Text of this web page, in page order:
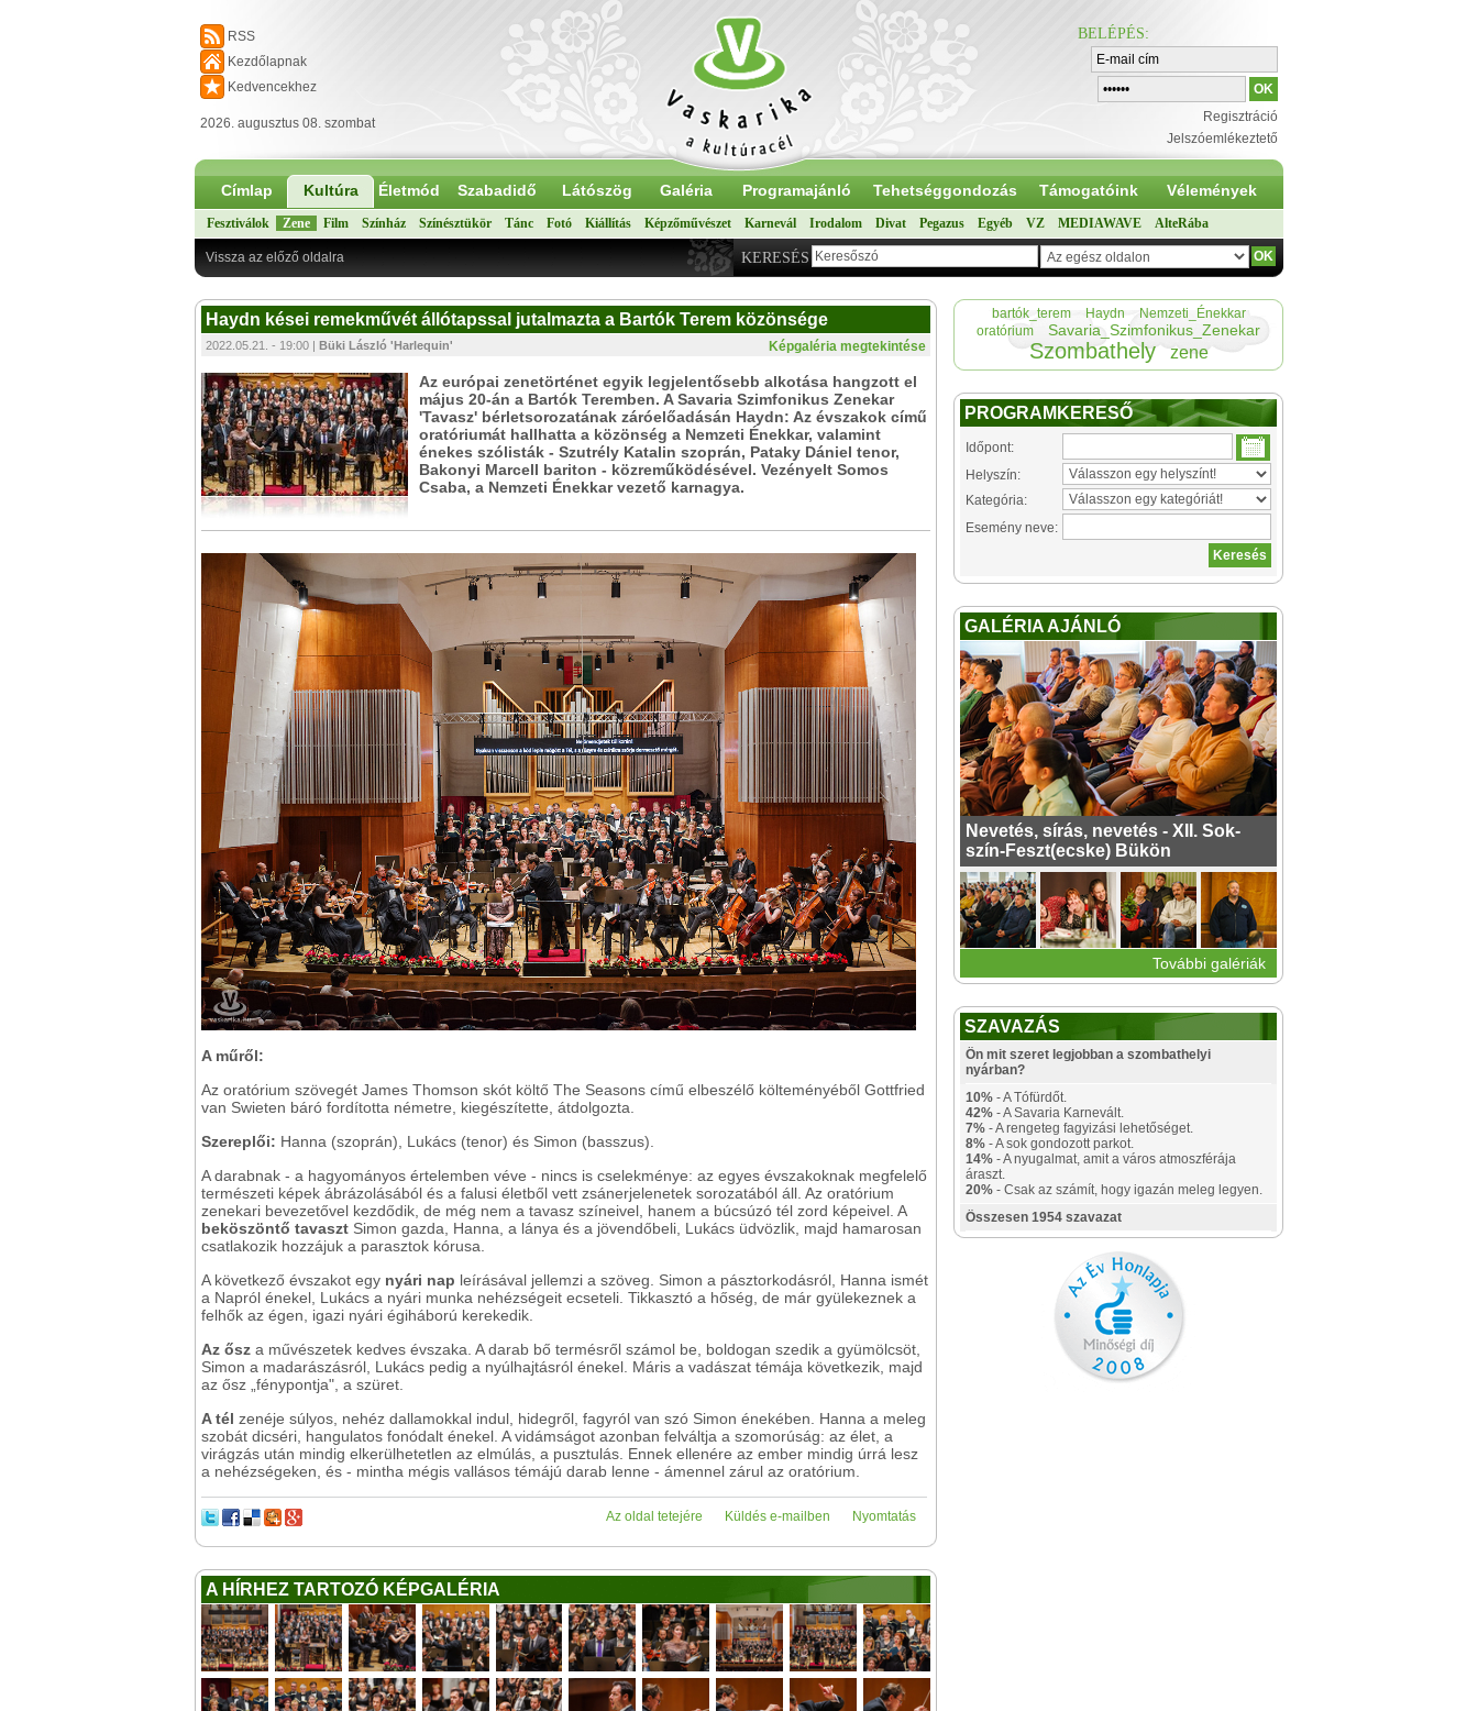
RSS
Kezdőlapnak
Kedvencekhez
2026. augusztus 08. szombat
BELÉPÉS:
Regisztráció
Jelszóemlékeztető
Címlap Kultúra Életmód Szabadidő Látószög Galéria Programajánló Tehetséggondozás Támogatóink Vélemények
Fesztiválok Zene Film Színház Színésztükör Tánc Fotó Kiállítás Képzőművészet Karnevál Irodalom Divat Pegazus Egyéb VZ MEDIAWAVE AlteRába
KERESÉS
Vissza az előző oldalra
Haydn kései remekművét állótapssal jutalmazta a Bartók Terem közönsége
Képgaléria megtekintése
2022.05.21. - 19:00 | Büki László 'Harlequin'
Az európai zenetörténet egyik legjelentősebb alkotása hangzott el
május 20-án a Bartók Teremben. A Savaria Szimfonikus Zenekar
'Tavasz' bérletsorozatának záróelőadásán Haydn: Az évszakok című
oratóriumát hallhatta a közönség a Nemzeti Énekkar, valamint
énekes szólisták - Szutrély Katalin szoprán, Pataky Dániel tenor,
Bakonyi Marcell bariton - közreműködésével. Vezényelt Somos
Csaba, a Nemzeti Énekkar vezető karnagya.
A műről:
Az oratórium szövegét James Thomson skót költő The Seasons című elbeszélő költeményéből Gottfried
van Swieten báró fordította németre, kiegészítette, átdolgozta.
Szereplői: Hanna (szoprán), Lukács (tenor) és Simon (basszus).
A darabnak - a hagyományos értelemben véve - nincs is cselekménye: az egyes évszakoknak megfelelő
természeti képek ábrázolásából és a falusi életből vett zsánerjelenetek sorozatából áll. Az oratórium
zenekari bevezetővel kezdődik, de még nem a tavasz színeivel, hanem a búcsúzó tél zord képeivel. A
beköszöntő tavaszt Simon gazda, Hanna, a lánya és a jövendőbeli, Lukács üdvözlik, majd hamarosan
csatlakozik hozzájuk a parasztok kórusa.
A következő évszakot egy nyári nap leírásával jellemzi a szöveg. Simon a pásztorkodásról, Hanna ismét
a Napról énekel, Lukács a nyári munka nehézségeit ecseteli. Tikkasztó a hőség, de már gyülekeznek a
felhők az égen, igazi nyári égiháború kerekedik.
Az ősz a művészetek kedves évszaka. A darab bő termésről számol be, boldogan szedik a gyümölcsöt,
Simon a madarászásról, Lukács pedig a nyúlhajtásról énekel. Máris a vadászat témája következik, majd
az ősz „fénypontja", a szüret.
A tél zenéje súlyos, nehéz dallamokkal indul, hidegről, fagyról van szó Simon énekében. Hanna a meleg
szobát dicséri, hangulatos fonódalt énekel. A vidámságot azonban felváltja a szomorúság: az élet, a
virágzás után mindig elkerülhetetlen az elmúlás, a pusztulás. Ennek ellenére az ember mindig úrrá lesz
a nehézségeken, és - mintha mégis vallásos témájú darab lenne - ámennel zárul az oratórium.
Nyomtatás
Küldés e-mailben
Az oldal tetejére
A HÍRHEZ TARTOZÓ KÉPGALÉRIA
bartók_terem Haydn
Nemzeti_Énekkar
oratórium
Savaria_Szimfonikus_Zenekar
Szombathely zene
PROGRAMKERESŐ
Időpont:
Helyszín:
Kategória:
Esemény neve:
GALÉRIA AJÁNLÓ
Nevetés, sírás, nevetés - XII. Sok-
szín-Feszt(ecske) Bükön
További galériák
SZAVAZÁS
Ön mit szeret legjobban a szombathelyi
nyárban?
10% - A Tófürdőt.
42% - A Savaria Karnevált.
7% - A rengeteg fagyizási lehetőséget.
8% - A sok gondozott parkot.
14% - A nyugalmat, amit a város atmoszférája
áraszt.
20% - Csak az számít, hogy igazán meleg legyen.
Összesen 1954 szavazat